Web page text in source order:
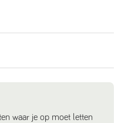
waar je op moet letten